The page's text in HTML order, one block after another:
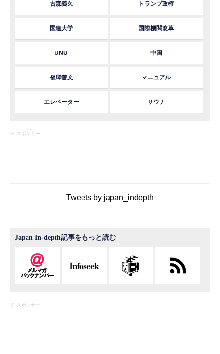
古森義久 トランプ政権
国連大学 国際機関改革
UNU 中国
福澤善文 マニュアル
エレベーター サウナ
※ スポンサー
Tweets by japan_indepth
Japan In-depth記事をもっと読む
※ スポンサー